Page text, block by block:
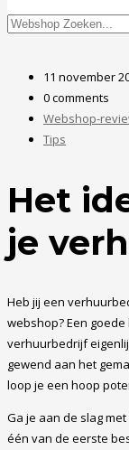
11 november
0 comments
Webshop-
Tips
Het
je
Heb jij een
webshop? Een
verhuurbedrijf
gewend aan het
loop je een hoop
Ga je aan de slag
één van de eerste